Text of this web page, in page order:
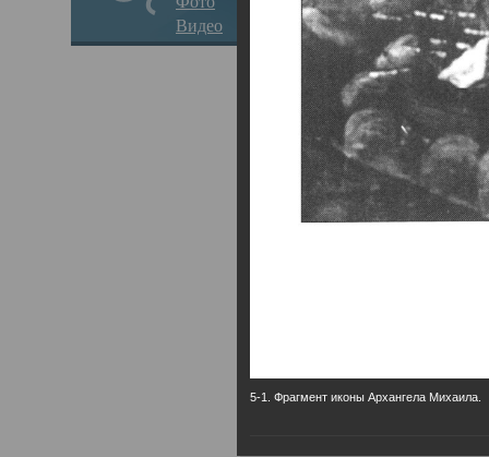
Видео
5-1. Фрагмент иконы Архангела Михаила.